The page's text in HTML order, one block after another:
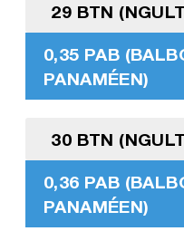
29 BTN
0,35 PAB
PANAMÉEN)
30 BTN
0,36 PAB
PANAMÉEN)